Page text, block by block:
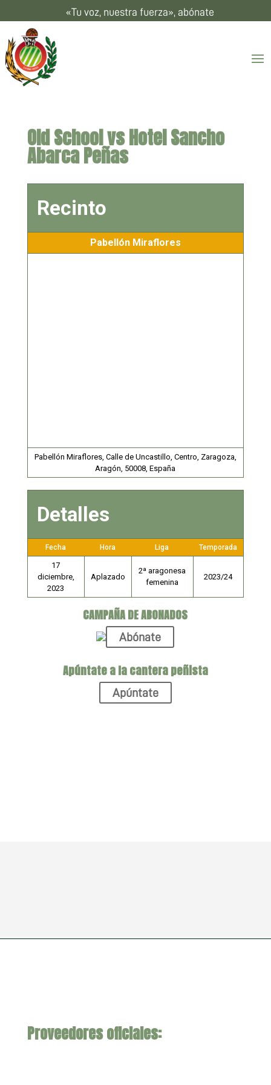
«Tu voz, nuestra fuerza», abónate
Old School vs Hotel Sancho
Abarca Peñas
Recinto
Pabellón Miraflores
Pabellón Miraflores, Calle de Uncastillo, Centro, Zaragoza,
Aragón, 50008, España
Detalles
Fecha Hora Liga Temporada
17
diciembre,
2023
Aplazado
2ª aragonesa
femenina
2023/24
CAMPAÑA DE ABONADOS
Abónate
Apúntate a la cantera peñista
Apúntate
Proveedores oficiales: